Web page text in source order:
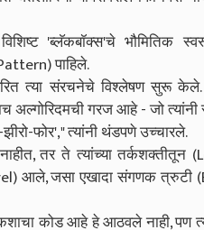
विशिष्ट 'ब्लॅकबॉक्स'चे
पाहिले.
त्या संरचनेचे विश्लेषण सुरू
गरज आहे - जो त्यांनी
फोर'," त्यांनी थंडपणे उच्चारले.
तर ते त्यांच्या तर्कशक्तीतून
आले, जसा एखादा संगणक त्रुटी
कशाचा कोड आहे हे आठवले नाही,